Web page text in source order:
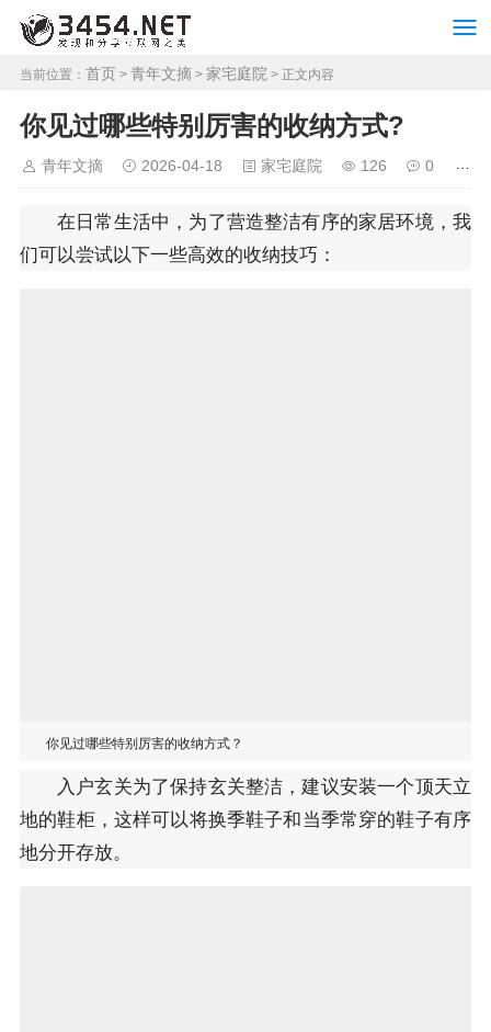
当前位置： 首页 > 青年文摘 > 家宅庭院 > 正文内容
你见过哪些特别厉害的收纳方式?
青年文摘 2026-04-18 家宅庭院 126 0
在日常生活中，为了营造整洁有序的家居环境，我
们可以尝试以下一些高效的收纳技巧：
你见过哪些特别厉害的收纳方式？
入户玄关为了保持玄关整洁，建议安装一个顶天立
地的鞋柜，这样可以将换季鞋子和当季常穿的鞋子有序
地分开存放。